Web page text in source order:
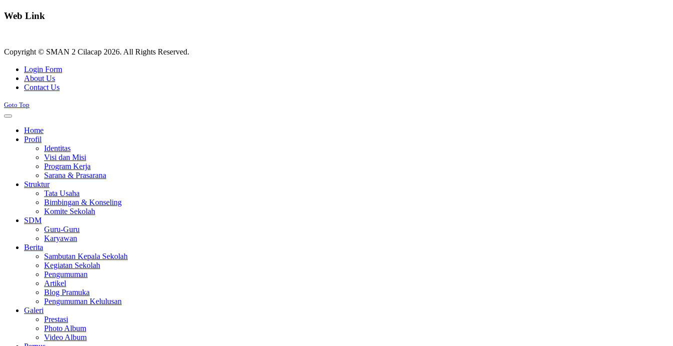
Web Link
Copyright © SMAN 2 Cilacap 2026. All Rights Reserved.
Login Form
About Us
Contact Us
Goto Top
Home
Profil
Identitas
Visi dan Misi
Program Kerja
Sarana & Prasarana
Struktur
Tata Usaha
Bimbingan & Konseling
Komite Sekolah
SDM
Guru-Guru
Karyawan
Berita
Sambutan Kepala Sekolah
Kegiatan Sekolah
Pengumuman
Artikel
Blog Pramuka
Pengumuman Kelulusan
Galeri
Prestasi
Photo Album
Video Album